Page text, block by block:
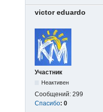
victor eduardo
Участник
Неактивен
Сообщений: 299
Спасибо: 0